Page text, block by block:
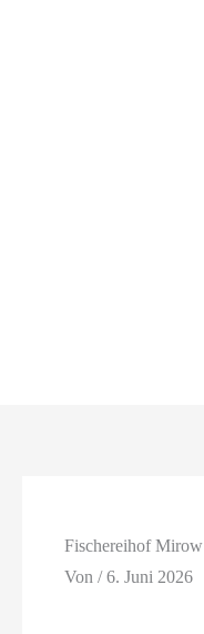
Fischereihof Mirow
Von/6. Juni 2026